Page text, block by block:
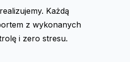
Każdą
z wykonanych
i zero stresu.